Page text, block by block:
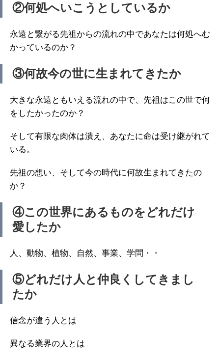
②何処へいこうとしているか
永遠と繋がる先祖からの流れの中であなたは何処へむ
かっているのか？
③何故今の世に生まれてきたか
大きな永遠ともいえる流れの中で、先祖はこの世で何
をしたかったのか？
そして有限な肉体は潰え、あなたに命は受け継がれて
いる。
先祖の想い、そして今の時代に何故生まれてきたの
か？
④この世界にあるものをどれだけ
愛したか
人、動物、植物、自然、事業、学問・・
⑤どれだけ人と仲良くしてきまし
たか
信念が違う人とは
異なる業界の人とは